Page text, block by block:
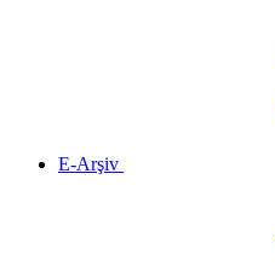
E-Arşiv